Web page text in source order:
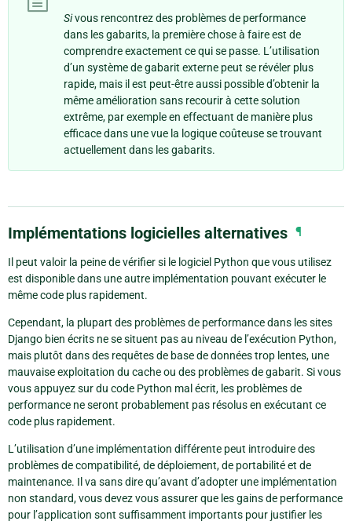
Sivous rencontrez des problèmes de performance
dans les gabarits, la première chose à faire est de
comprendre exactement ce qui se passe. L’utilisation
d’un système de gabarit externe peut se révéler plus
rapide, mais il est peut-être aussi possible d’obtenir la
même amélioration sans recourir à cette solution
extrême, par exemple en effectuant de manière plus
efficace dans une vue la logique coûteuse se trouvant
actuellement dans les gabarits.
Implémentations logicielles alternatives ¶
Il peut valoir la peine de vérifier si le logiciel Python que vous utilisez
est disponible dans une autre implémentation pouvant exécuter le
même code plus rapidement.
Cependant, la plupart des problèmes de performance dans les sites
Django bien écrits ne se situent pas au niveau de l’exécution Python,
mais plutôt dans des requêtes de base de données trop lentes, une
mauvaise exploitation du cache ou des problèmes de gabarit. Si vous
vous appuyez sur du code Python mal écrit, les problèmes de
performance ne seront probablement pas résolus en exécutant ce
code plus rapidement.
L’utilisation d’une implémentation différente peut introduire des
problèmes de compatibilité, de déploiement, de portabilité et de
maintenance. Il va sans dire qu’avant d’adopter une implémentation
non standard, vous devez vous assurer que les gains de performance
pour l’application sont suffisamment importants pour justifier les